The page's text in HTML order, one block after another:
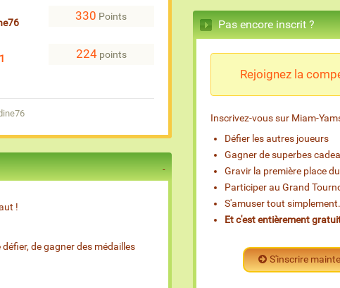
330 Points
224points
!
de gagner des médailles
Pas encore inscrit ?
Rejoignez la
Inscrivez-vous sur Miam-
Défier les autres joueurs
Gagner de superbes
Gravir la première place
Participer au Grand
S'amuser tout
Et c'est entièrement
S'inscrire